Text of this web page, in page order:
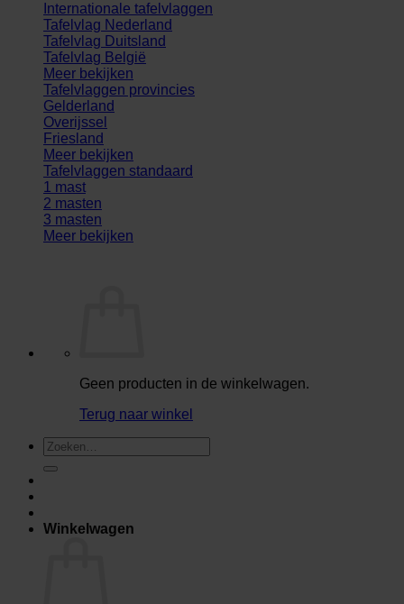
Internationale tafelvlaggen
Tafelvlag Nederland
Tafelvlag Duitsland
Tafelvlag België
Meer bekijken
Tafelvlaggen provincies
Gelderland
Overijssel
Friesland
Meer bekijken
Tafelvlaggen standaard
1 mast
2 masten
3 masten
Meer bekijken
Geen producten in de winkelwagen.
Terug naar winkel
Zoeken
naar:
Winkelwagen